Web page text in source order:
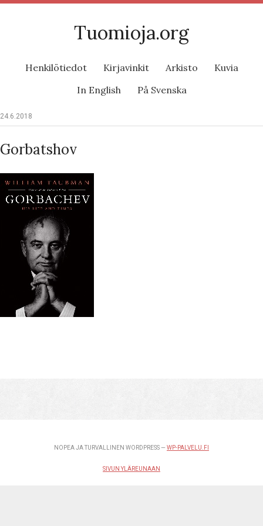
Tuomioja.org
Henkilötiedot Kirjavinkit Arkisto
Kuvia
In English
På Svenska
24.6.2018
Gorbatshov
NOPEA JA TURVALLINEN WORDPRESS — WP-PALVELU.FI
SIVUN YLÄREUNAAN